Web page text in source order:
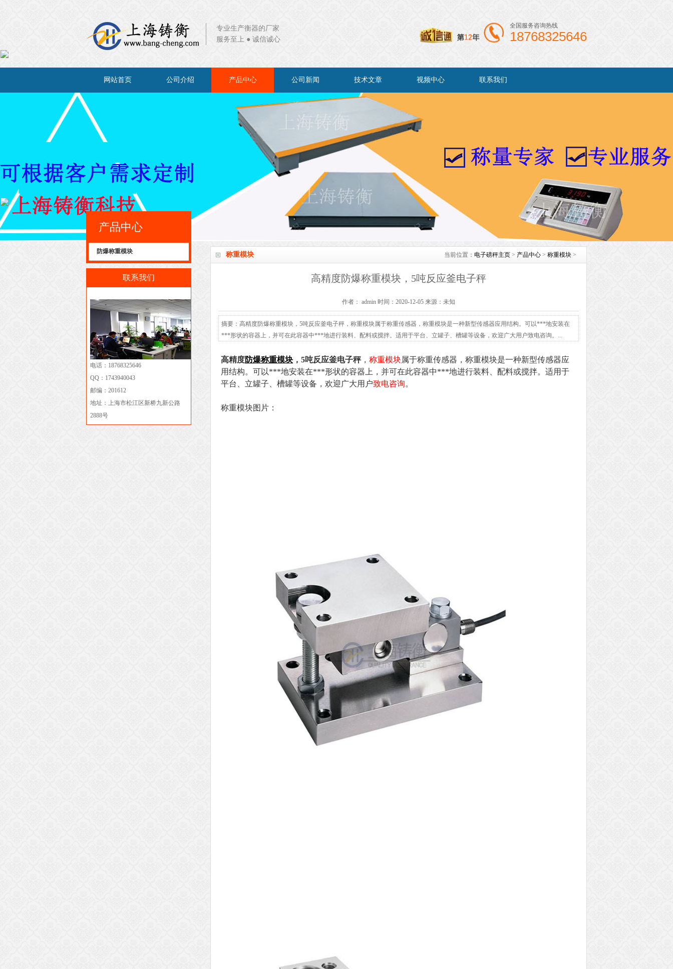
专业生产衡器的厂家
服务至上 ● 诚信诚心
全国服务咨询热线
18768325646
网站首页 公司介绍 产品中心 公司新闻 技术文章 视频中心 联系我们
称重模块 当前位置： 电子磅秤主页 > 产品中心 > 称重模块 >
高精度防爆称重模块，5吨反应釜电子秤
作者： admin 时间：2020-12-05 来源：未知
摘要：高精度防爆称重模块，5吨反应釜电子秤，称重模块属于称重传感器，称重模块是一种新型传感器应用结构。可以***地安装在
***形状的容器上，并可在此容器中***地进行装料、配料或搅拌。适用于平台、立罐子、槽罐等设备，欢迎广大用户致电咨询。...
高精度防爆称重模块 ，5吨反应釜电子秤， 称重模块属于称重传感器，称重模块是一种新型传感器应
用结构。可以***地安装在***形状的容器上，并可在此容器中***地进行装料、配料或搅拌。适用于
平台、立罐子、槽罐等设备，欢迎广大用户致电咨询。
称重模块图片：
产品中心
防爆称重模块
联系我们
电话：18768325646
QQ：1743940043
邮编：201612
地址：上海市松江区新桥九新公路
2888号
×